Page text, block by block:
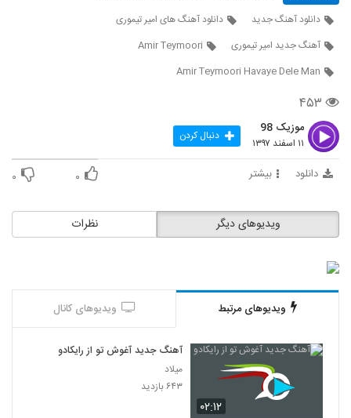
دانلود آهنگ جدید
دانلود آهنگ های امیر تیموری
آهنگ جدید امیر تیموری
Amir Teymoori
Amir Teymoori Havaye Dele Man
۴۵۳
موزیک 98
۱۱ اسفند ۱۳۹۷ دنبال کردن
دانلود بیشتر ۰ ۰
نظرات ویدیوهای دیگر
ویدیوهای مرتبط ویدیوهای کانال
۰۲:۱۲
آهنگ جدید آغوش تو از رایکادو
میلاد
۶۴۳ بازدید